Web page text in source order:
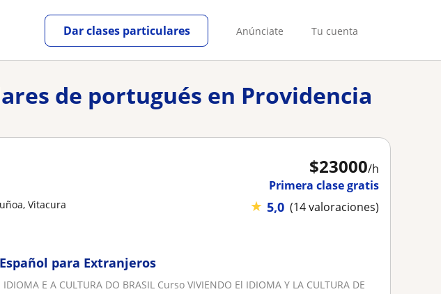
Anúnciate Tu cuenta
Dar clases particulares
de portugués en Providencia
$23000/h
Primera clase gratis
★ 5,0 (14 valoraciones)
Vitacura
para Extranjeros
E A CULTURA DO BRASIL Curso VIVIENDO El IDIOMA Y LA CULTURA DE